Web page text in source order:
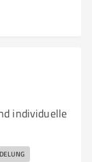
individuelle